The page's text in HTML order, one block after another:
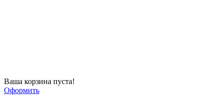
Ваша корзина пуста!
Оформить